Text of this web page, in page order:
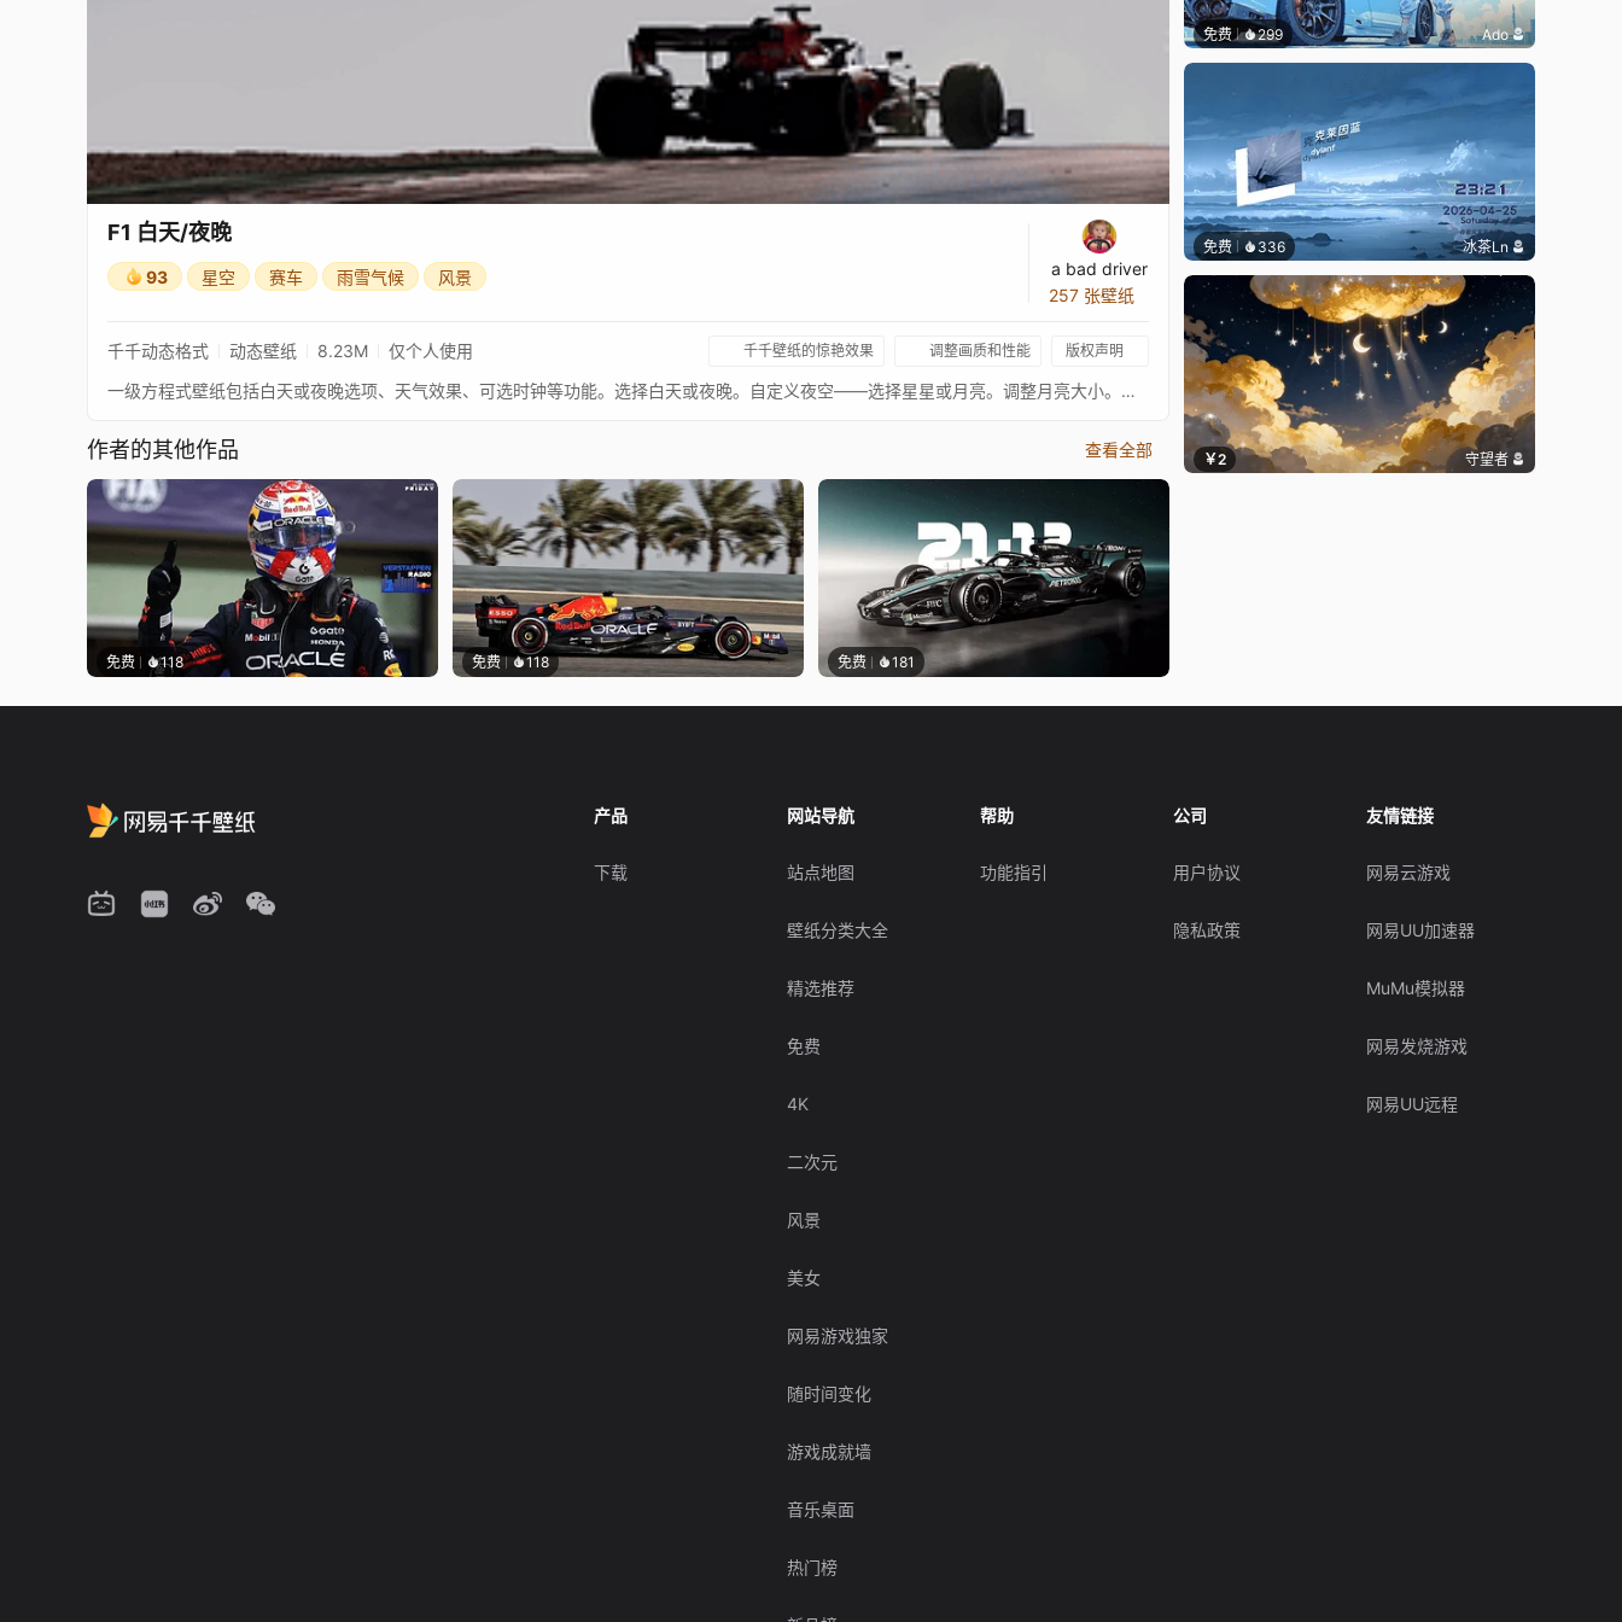
F1 白天/夜晚
93 星空 赛车 雨雪气候 风景
a bad driver
257 张壁纸
千千动态格式 动态壁纸 8.23M 仅个人使用 千千壁纸的惊艳效果 调整画质和性能 版权声明
一级方程式壁纸包括白天或夜晚选项、天气效果、可选时钟等功能。选择白天或夜晚。自定义夜空——选择星星或月亮。调整月亮大小。调整星星数量。自定义天气——选择无雨、毛毛雨、大雨。启用或禁用效果——剪影、闪电、太阳光晕、视差。可选5种不同的时钟和日期样式。调整时钟大小。显示或隐藏照片详情。选择照片颜色——原色、循环色、灰度、棕褐色、自定义。照片为红牛车队车手Max Verstappen的RB16。我多年前开始这个项目。这是我最早考虑制作成壁纸的照片之一，后来项目暂停。现在完成了。希望你喜欢这张美丽的照片！我的F1壁纸合集
作者的其他作品 查看全部
免费 118 免费 118 免费 181
免费 299 Ado
免费 336 冰茶Ln
￥2 守望者
产品
下载
网站导航
站点地图
壁纸分类大全
精选推荐
免费
4K
二次元
风景
美女
网易游戏独家
随时间变化
游戏成就墙
音乐桌面
热门榜
帮助
功能指引
公司
用户协议
隐私政策
友情链接
网易云游戏
网易UU加速器
MuMu模拟器
网易发烧游戏
网易UU远程